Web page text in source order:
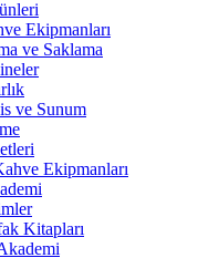
Ekipmanları
ve Saklama
ve Sunum
Kitapları